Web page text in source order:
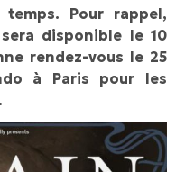
Pour rappel,
disponible le 10
rendez-vous le 25
à Paris pour les